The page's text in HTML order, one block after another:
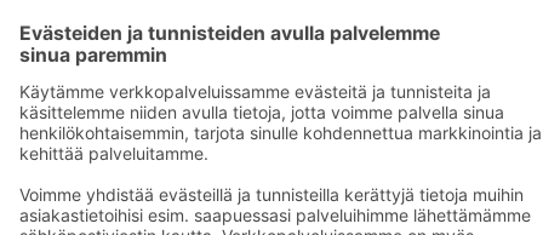
S-ostoslista -sovellus
Prisma.fi
Sokos.fi
S-Pankki
Yhteishyvä
Raflaamo